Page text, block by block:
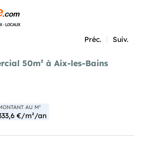
Préc. Suiv.
50m² à Aix-les-Bains
AU M²
€/m²/an